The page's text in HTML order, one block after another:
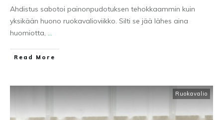
Ahdistus sabotoi painonpudotuksen tehokkaammin kuin
yksikään huono ruokavalioviikko. Silti se jää lähes aina
huomiotta, ...
Read More
Ruokavalio